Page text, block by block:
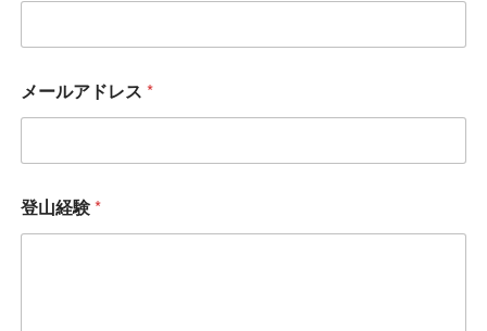
メールアドレス *
登山経験*